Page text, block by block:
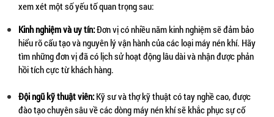
xem xét một số yếu tố quan trọng sau:
Kinh nghiệm và uy tín: Đơn vị có nhiều năm kinh nghiệm sẽ đảm bảo
hiểu rõ cấu tạo và nguyên lý vận hành của các loại máy nén khí. Hãy
tìm những đơn vị đã có lịch sử hoạt động lâu dài và nhận được phản
hồi tích cực từ khách hàng.
Đội ngũ kỹ thuật viên: Kỹ sư và thợ kỹ thuật có tay nghề cao, được
đào tạo chuyên sâu về các dòng máy nén khí sẽ khắc phục sự cố